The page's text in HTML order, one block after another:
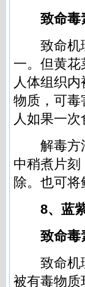
致命毒
致命机理
一。但黄
人体组织
物质，可毒
人如果一
解毒方法
中稍煮片
除。也可
8、蓝紫
致命毒
致命机理
被有毒物质